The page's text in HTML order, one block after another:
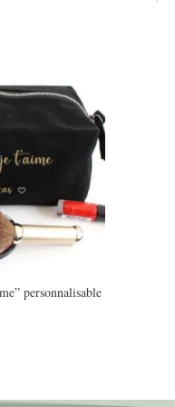
personnalisable